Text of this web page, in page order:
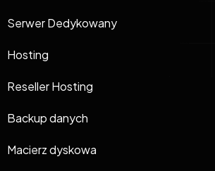
Serwer Dedykowany
Hosting
Reseller Hosting
Backup danych
Macierz dyskowa